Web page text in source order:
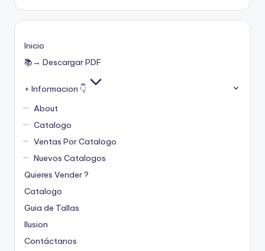
Inicio
📚→ Descargar PDF
+ Informacion 👇
About
Catalogo
Ventas Por Catalogo
Nuevos Catalogos
Quieres Vender ?
Catalogo
Guia de Tallas
Ilusion
Contáctanos